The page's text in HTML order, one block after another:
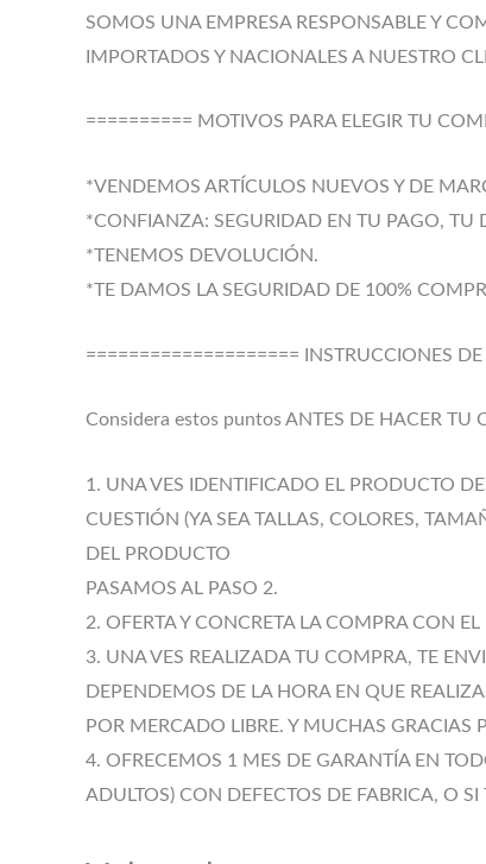
SOMOS UNA EMPRESA RESPONSABLE Y
IMPORTADOS Y NACIONALES A NUESTRO
========== MOTIVOS PARA ELEGIR TU
*VENDEMOS ARTÍCULOS NUEVOS Y DE
*CONFIANZA: SEGURIDAD EN TU PAGO, TU
*TENEMOS DEVOLUCIÓN.
*TE DAMOS LA SEGURIDAD DE 100%
==================== INSTRUCCIONES
Considera estos puntos ANTES DE HACER TU
1. UNA VES IDENTIFICADO EL PRODUCTO
CUESTIÓN (YA SEA TALLAS, COLORES,
DEL PRODUCTO
PASAMOS AL PASO 2.
2. OFERTA Y CONCRETA LA COMPRA CON
3. UNA VES REALIZADA TU COMPRA, TE
DEPENDEMOS DE LA HORA EN QUE
POR MERCADO LIBRE. Y MUCHAS GRACIAS
4. OFRECEMOS 1 MES DE GARANTÍA EN
ADULTOS) CON DEFECTOS DE FABRICA, O